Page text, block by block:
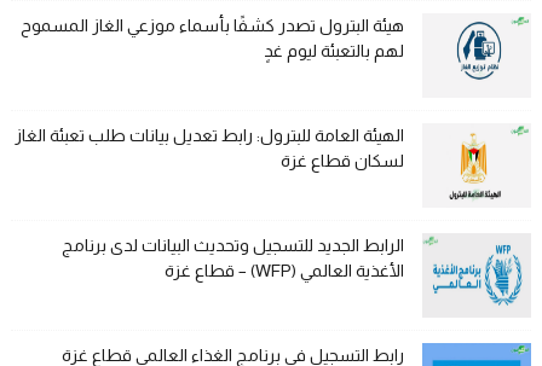
هيئة البترول تصدر كشفًا بأسماء موزعي الغاز المسموح
لهم بالتعبئة ليوم غدٍ
الهيئة العامة للبترول: رابط تعديل بيانات طلب تعبئة الغاز
لسكان قطاع غزة
الرابط الجديد للتسجيل وتحديث البيانات لدى برنامج
الأغذية العالمي (WFP) – قطاع غزة
رابط التسجيل في برنامج الغذاء العالمي قطاع غزة